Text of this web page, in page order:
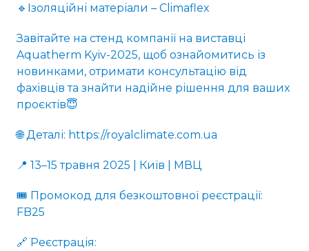
🔹Ізоляційні матеріали – Climaflex
Завітайте на стенд компанії на виставці
Aquatherm Kyiv-2025, щоб ознайомитись із
новинками, отримати консультацію від
фахівців та знайти надійне рішення для ваших
проєктів😇
🌐 Деталі: https://royalclimate.com.ua
📍 13–15 травня 2025 | Київ | МВЦ
🎟 Промокод для безкоштовної реєстрації:
FB25
🔗 Реєстрація: